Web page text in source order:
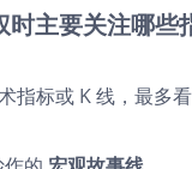
时主要关注哪些
指标或 K 线，最多